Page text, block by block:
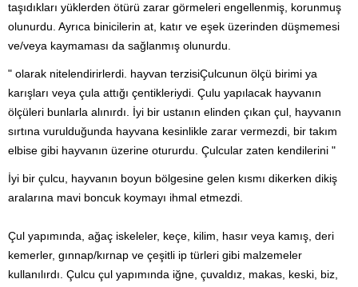
taşıdıkları yüklerden ötürü zarar görmeleri engellenmiş, korunmuş
olunurdu. Ayrıca binicilerin at, katır ve eşek üzerinden düşmemesi
ve/veya kaymaması da sağlanmış olunurdu.
" olarak nitelendirirlerdi. hayvan terzisiÇulcunun ölçü birimi ya
karışları veya çula attığı çentikleriydi. Çulu yapılacak hayvanın
ölçüleri bunlarla alınırdı. İyi bir ustanın elinden çıkan çul, hayvanın
sırtına vurulduğunda hayvana kesinlikle zarar vermezdi, bir takım
elbise gibi hayvanın üzerine otururdu. Çulcular zaten kendilerini "
İyi bir çulcu, hayvanın boyun bölgesine gelen kısmı dikerken dikiş
aralarına mavi boncuk koymayı ihmal etmezdi.
Çul yapımında, ağaç iskeleler, keçe, kilim, hasır veya kamış, deri
kemerler, gınnap/kırnap ve çeşitli ip türleri gibi malzemeler
kullanılırdı. Çulcu çul yapımında iğne, çuvaldız, makas, keski, biz,